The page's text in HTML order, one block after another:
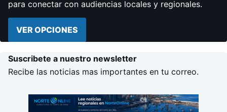
para conectar con audiencias locales y regionales.
VER OPCIONES
Suscribete a nuestro newsletter
Recibe las noticias mas importantes en tu correo.